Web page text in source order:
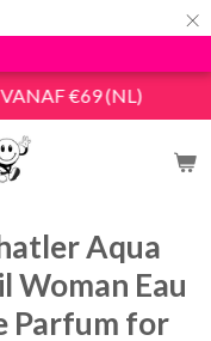
×
€69 (NL)
Aqua
Woman Eau
Parfum for